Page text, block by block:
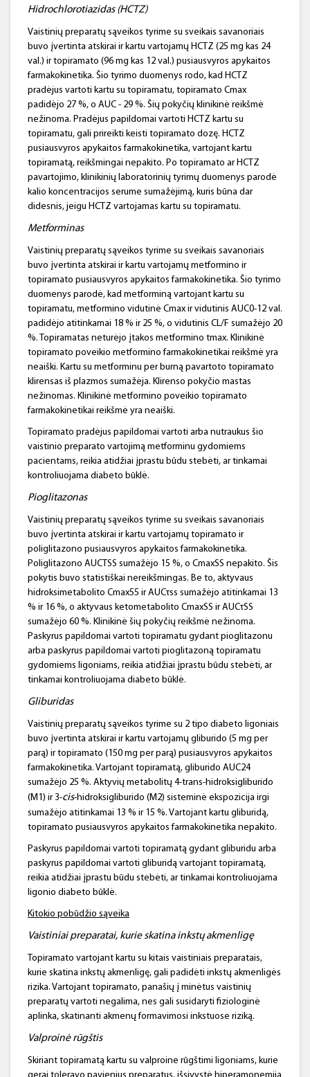
Hidrochlorotiazidas (HCTZ)
Vaistinių preparatų sąveikos tyrime su sveikais savanoriais
buvo įvertinta atskirai ir kartu vartojamų HCTZ (25 mg kas 24
val.) ir topiramato (96 mg kas 12 val.) pusiausvyros apykaitos
farmakokinetika. Šio tyrimo duomenys rodo, kad HCTZ
pradėjus vartoti kartu su topiramatu, topiramato Cmax
padidėjo 27 %, o AUC - 29 %. Šių pokyčių klinikinė reikšmė
nežinoma. Pradėjus papildomai vartoti HCTZ kartu su
topiramatu, gali prireikti keisti topiramato dozę. HCTZ
pusiausvyros apykaitos farmakokinetika, vartojant kartu
topiramatą, reikšmingai nepakito. Po topiramato ar HCTZ
pavartojimo, klinikinių laboratorinių tyrimų duomenys parodė
kalio koncentracijos serume sumažėjimą, kuris būna dar
didesnis, jeigu HCTZ vartojamas kartu su topiramatu.
Metforminas
Vaistinių preparatų sąveikos tyrime su sveikais savanoriais
buvo įvertinta atskirai ir kartu vartojamų metformino ir
topiramato pusiausvyros apykaitos farmakokinetika. Šio tyrimo
duomenys parodė, kad metforminą vartojant kartu su
topiramatu, metformino vidutinė Cmax ir vidutinis AUC0-12 val.
padidėjo atitinkamai 18 % ir 25 %, o vidutinis CL/F sumažėjo 20
%. Topiramatas neturėjo įtakos metformino tmax. Klinikinė
topiramato poveikio metformino farmakokinetikai reikšmė yra
neaiški. Kartu su metforminu per burną pavartoto topiramato
klirensas iš plazmos sumažėja. Klirenso pokyčio mastas
nežinomas. Klinikinė metformino poveikio topiramato
farmakokinetikai reikšmė yra neaiški.
Topiramato pradėjus papildomai vartoti arba nutraukus šio
vaistinio preparato vartojimą metforminu gydomiems
pacientams, reikia atidžiai įprastu būdu stebėti, ar tinkamai
kontroliuojama diabeto būklė.
Pioglitazonas
Vaistinių preparatų sąveikos tyrime su sveikais savanoriais
buvo įvertinta atskirai ir kartu vartojamų topiramato ir
poliglitazono pusiausvyros apykaitos farmakokinetika.
Poliglitazono AUCΤSS sumažėjo 15 %, o CmaxSS nepakito. Šis
pokytis buvo statistiškai nereikšmingas. Be to, aktyvaus
hidroksimetabolito Cmax55 ir AUCτss sumažėjo atitinkamai 13
% ir 16 %, o aktyvaus ketometabolito CmaxSS ir AUCτSS
sumažėjo 60 %. Klinikinė šių pokyčių reikšmė nežinoma.
Paskyrus papildomai vartoti topiramatu gydant pioglitazonu
arba paskyrus papildomai vartoti pioglitazoną topiramatu
gydomiems ligoniams, reikia atidžiai įprastu būdu stebėti, ar
tinkamai kontroliuojama diabeto būklė.
Gliburidas
Vaistinių preparatų sąveikos tyrime su 2 tipo diabeto ligoniais
buvo įvertinta atskirai ir kartu vartojamų gliburido (5 mg per
parą) ir topiramato (150 mg per parą) pusiausvyros apykaitos
farmakokinetika. Vartojant topiramatą, gliburido AUC24
sumažėjo 25 %. Aktyvių metabolitų 4-trans-hidroksigliburido
(M1) ir 3-cis-hidroksigliburido (M2) sisteminė ekspozicija irgi
sumažėjo atitinkamai 13 % ir 15 %. Vartojant kartu gliburidą,
topiramato pusiausvyros apykaitos farmakokinetika nepakito.
Paskyrus papildomai vartoti topiramatą gydant gliburidu arba
paskyrus papildomai vartoti gliburidą vartojant topiramatą,
reikia atidžiai įprastu būdu stebėti, ar tinkamai kontroliuojama
ligonio diabeto būklė.
Kitokio pobūdžio sąveika
Vaistiniai preparatai, kurie skatina inkstų akmenligę
Topiramato vartojant kartu su kitais vaistiniais preparatais,
kurie skatina inkstų akmenligę, gali padidėti inkstų akmenligės
rizika. Vartojant topiramato, panašių į minėtus vaistinių
preparatų vartoti negalima, nes gali susidaryti fiziologinė
aplinka, skatinanti akmenų formavimosi inkstuose riziką.
Valproinė rūgštis
Skiriant topiramatą kartu su valproine rūgštimi ligoniams, kurie